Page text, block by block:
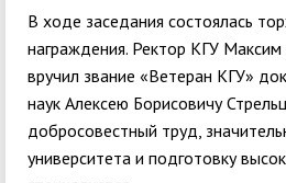
В ходе заседания состоялась
награждения. Ректор КГУ
вручил звание «Ветеран КГУ»
наук Алексею Борисовичу
добросовестный труд,
университета и подготовку